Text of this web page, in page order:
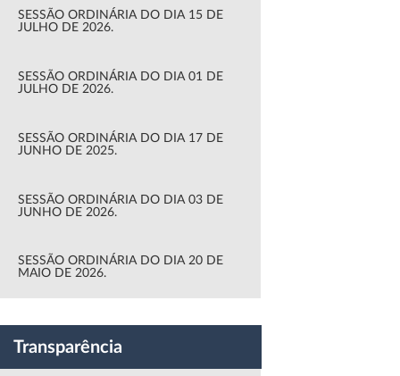
SESSÃO ORDINÁRIA DO DIA 15 DE
JULHO DE 2026.
SESSÃO ORDINÁRIA DO DIA 01 DE
JULHO DE 2026.
SESSÃO ORDINÁRIA DO DIA 17 DE
JUNHO DE 2025.
SESSÃO ORDINÁRIA DO DIA 03 DE
JUNHO DE 2026.
SESSÃO ORDINÁRIA DO DIA 20 DE
MAIO DE 2026.
Transparência